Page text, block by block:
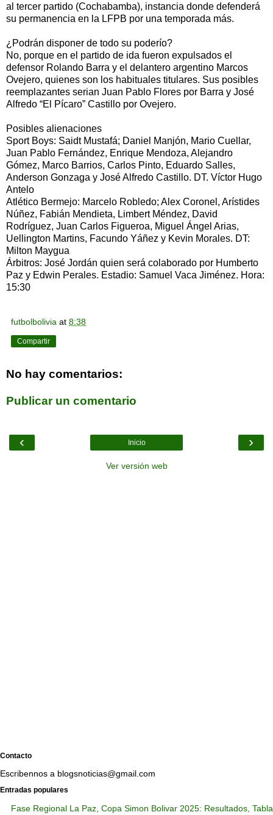
al tercer partido (Cochabamba), instancia donde defenderá
su permanencia en la LFPB por una temporada más.
¿Podrán disponer de todo su poderío?
No, porque en el partido de ida fueron expulsados el
defensor Rolando Barra y el delantero argentino Marcos
Ovejero, quienes son los habituales titulares. Sus posibles
reemplazantes serian Juan Pablo Flores por Barra y José
Alfredo “El Pícaro” Castillo por Ovejero.
Posibles alienaciones
Sport Boys: Saidt Mustafá; Daniel Manjón, Mario Cuellar,
Juan Pablo Fernández, Enrique Mendoza, Alejandro
Gómez, Marco Barrios, Carlos Pinto, Eduardo Salles,
Anderson Gonzaga y José Alfredo Castillo. DT. Víctor Hugo
Antelo
Atlético Bermejo: Marcelo Robledo; Alex Coronel, Arístides
Núñez, Fabián Mendieta, Limbert Méndez, David
Rodríguez, Juan Carlos Figueroa, Miguel Ángel Arias,
Uellington Martins, Facundo Yáñez y Kevin Morales. DT:
Milton Maygua
Árbitros: José Jordán quien será colaborado por Humberto
Paz y Edwin Perales. Estadio: Samuel Vaca Jiménez. Hora:
15:30
futbolbolivia at 8:38
Compartir
No hay comentarios:
Publicar un comentario
‹ ›
Inicio
Ver versión web
Contacto
Escribennos a blogsnoticias@gmail.com
Entradas populares
Fase Regional La Paz, Copa Simon Bolivar 2025: Resultados, Tabla